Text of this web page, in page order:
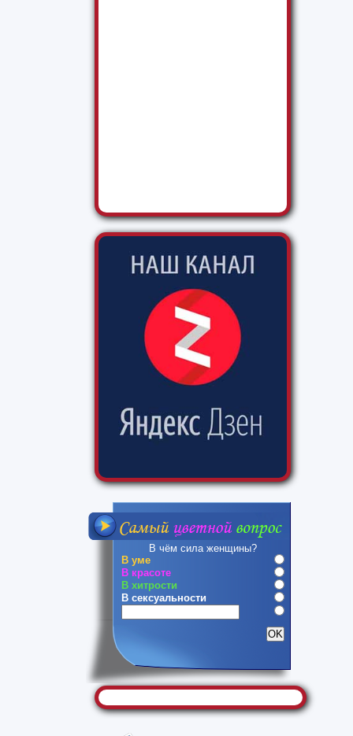
В чём сила женщины?
В уме
В красоте
В хитрости
В сексуальности